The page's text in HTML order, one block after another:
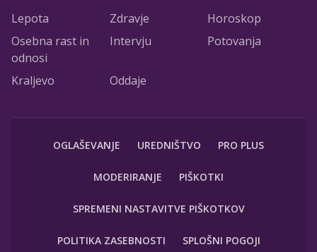
Lepota
Zdravje
Horoskop
Osebna rast in
odnosi
Intervju Potovanja
Kraljevo Oddaje
OGLAŠEVANJE UREDNIŠTVO PRO PLUS
MODERIRANJE PIŠKOTKI
SPREMENI NASTAVITVE PIŠKOTKOV
POLITIKA ZASEBNOSTI SPLOŠNI POGOJI